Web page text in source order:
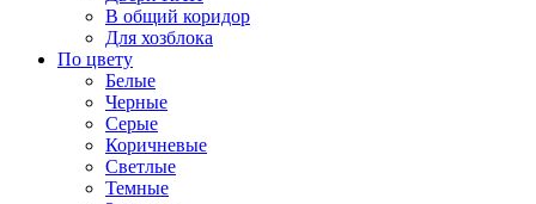
В общий коридор
Для хозблока
По цвету
Белые
Черные
Серые
Коричневые
Светлые
Темные